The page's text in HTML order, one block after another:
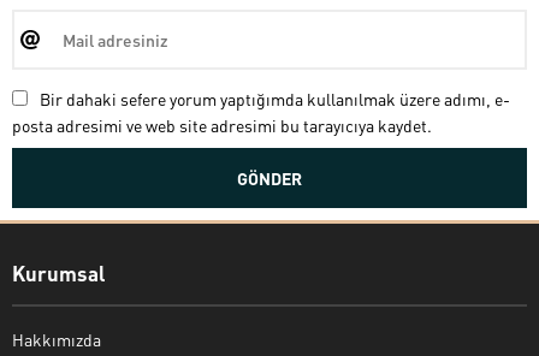
Bir dahaki sefere yorum yaptığımda kullanılmak üzere adımı, e-
posta adresimi ve web site adresimi bu tarayıcıya kaydet.
Kurumsal
Hakkımızda